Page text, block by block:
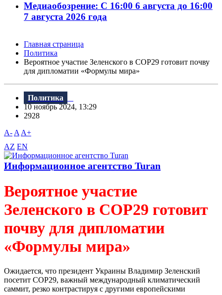
Медиаобозрение: С 16:00 6 августа до 16:00
7 августа 2026 года
Главная страница
Политика
Вероятное участие Зеленского в COP29 готовит почву
для дипломатии «Формулы мира»
Политика
10 ноябрь 2024, 13:29
2928
A- A A+
AZ EN
Информационное агентство Turan
Вероятное участие
Зеленского в COP29 готовит
почву для дипломатии
«Формулы мира»
Ожидается, что президент Украины Владимир Зеленский
посетит COP29, важный международный климатический
саммит, резко контрастируя с другими европейскими